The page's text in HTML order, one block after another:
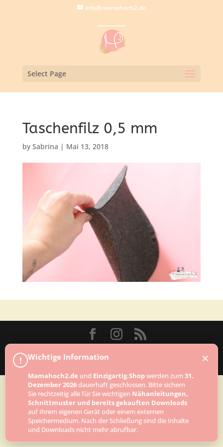
info@mamahoch2.de
Select Page
Taschenfilz 0,5 mm
by Sabrina | Mai 13, 2018
WordPress
! Wichtige Information
Mamahoch2.de und Einzigartig.Shopwerden zum 31.
Dezember 2026dauerhaft geschlossen. Bitte sichern
Sie rechtzeitig alle für Sie wichtigen Nähanleitungen,
Schnittmuster und bereits gekauften Downloads
auf Ihrem eigenen Gerät oder einem externen
Speichermedium. Nach der Schließung sind die Inhalte
und Downloads nicht mehr abrufbar.
×